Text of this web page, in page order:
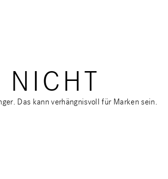
NICHT
Das kann verhängnisvoll für Marken sein.